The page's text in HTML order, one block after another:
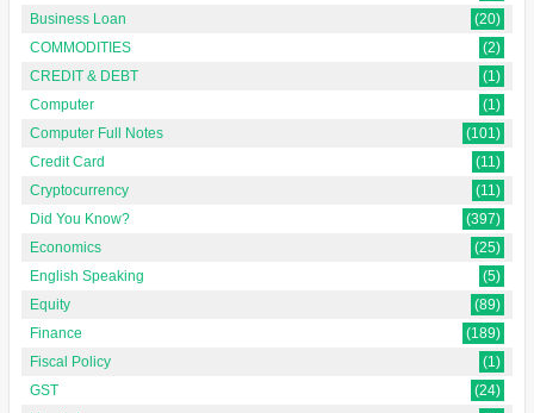
Business Loan
(20)
COMMODITIES
(2)
CREDIT & DEBT
(1)
Computer
(1)
Computer Full Notes
(101)
Credit Card
(11)
Cryptocurrency
(11)
Did You Know?
(397)
Economics
(25)
English Speaking
(5)
Equity
(89)
Finance
(189)
Fiscal Policy
(1)
GST
(24)